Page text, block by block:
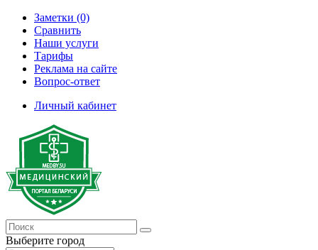
Заметки (0)
Сравнить
Наши услуги
Тарифы
Реклама на сайте
Вопрос-ответ
Личный кабинет
Выберите город